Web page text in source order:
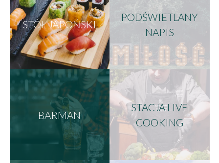
STÓŁ JAPOŃSKI
PODŚWIETLANY
NAPIS
BARMAN
STACJA LIVE
COOKING